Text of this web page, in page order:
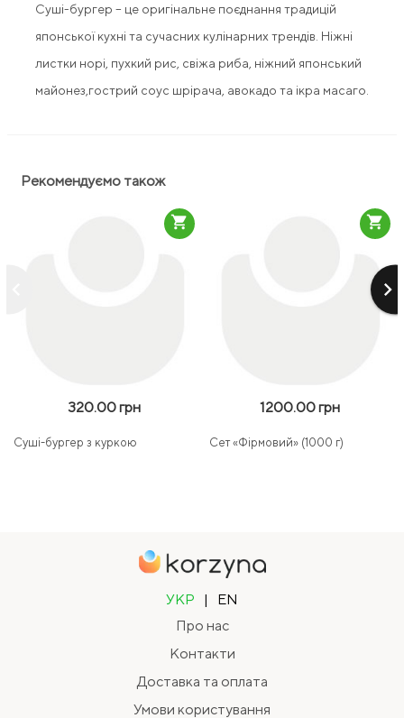
Суші-бургер – це оригінальне поєднання традицій
японської кухні та сучасних кулінарних трендів. Ніжні
листки норі, пухкий рис, свіжа риба, ніжний японський
майонез,гострий соус шрірача, авокадо та ікра масаго.
Рекомендуємо також
keyboard_arrow_right
320.00 грн
Суші-бургер з куркою
shopping_cart
1200.00 грн
Сет «Фірмовий» (1000 г)
shopping_cart
УКР |
EN
Про нас
Контакти
Доставка та оплата
Умови користування